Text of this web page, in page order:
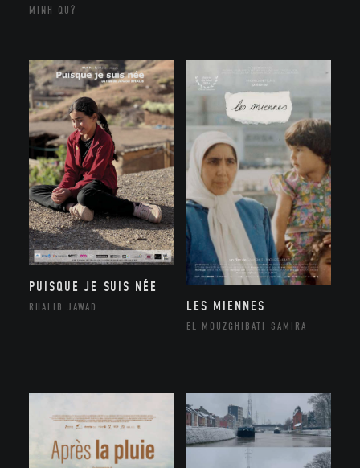
MINH QUÝ
PUISQUE JE SUIS NÉE
RHALIB JAWAD LES MIENNES
EL MOUZGHIBATI SAMIRA